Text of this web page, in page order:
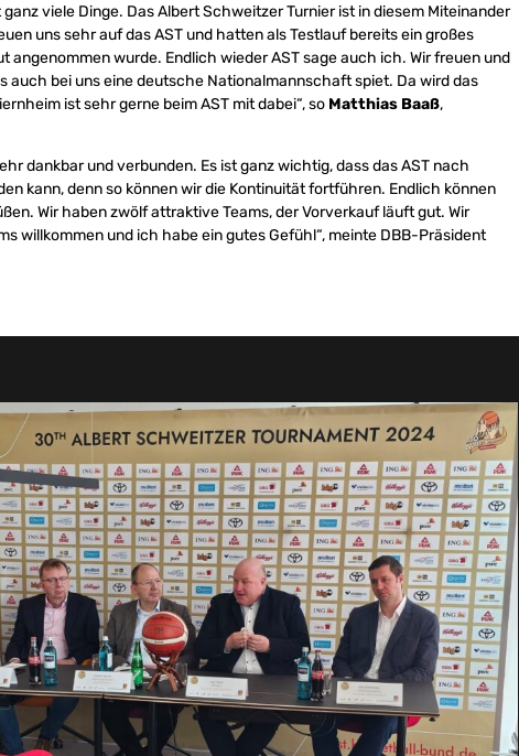
viele Dinge. Das Albert Schweitzer Turnier ist in diesem Miteinander
uns sehr auf das AST und hatten als Testlauf bereits ein großes
angenommen wurde. Endlich wieder AST sage auch ich. Wir freuen und
auch bei uns eine deutsche Nationalmannschaft spiet. Da wird das
ist sehr gerne beim AST mit dabei“, so Matthias Baaß,
dankbar und verbunden. Es ist ganz wichtig, dass das AST nach
kann, denn so können wir die Kontinuität fortführen. Endlich können
Wir haben zwölf attraktive Teams, der Vorverkauf läuft gut. Wir
willkommen und ich habe ein gutes Gefühl“, meinte DBB-Präsident